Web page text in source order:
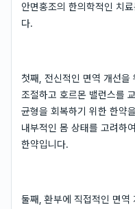
안면홍조의 한의학적인 치
다.
첫째, 전신적인 면역 개선을
조절하고 호르몬 밸런스를
균형을 회복하기 위한 한약
내부적인 몸 상태를 고려하
한약입니다.
둘째, 환부에 직접적인 면역